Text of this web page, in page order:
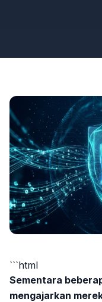
```html
Sementara
mengajarkan